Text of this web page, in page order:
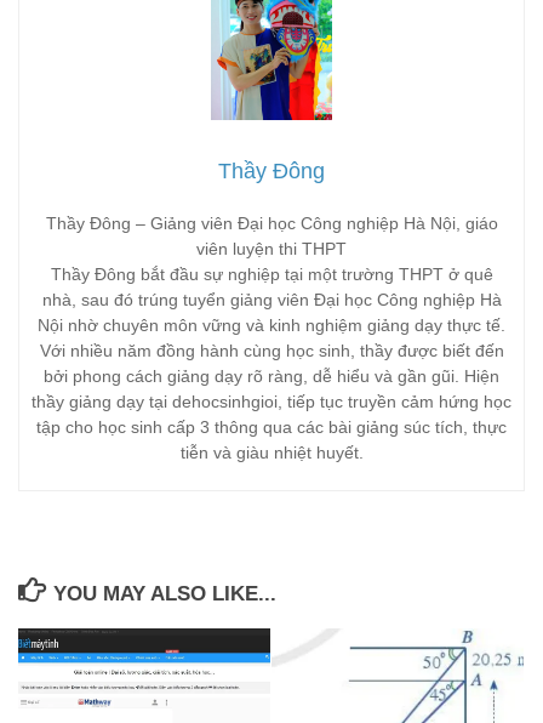
Thầy Đông
Thầy Đông – Giảng viên Đại học Công nghiệp Hà Nội, giáo
viên luyện thi THPT
Thầy Đông bắt đầu sự nghiệp tại một trường THPT ở quê
nhà, sau đó trúng tuyển giảng viên Đại học Công nghiệp Hà
Nội nhờ chuyên môn vững và kinh nghiệm giảng dạy thực tế.
Với nhiều năm đồng hành cùng học sinh, thầy được biết đến
bởi phong cách giảng dạy rõ ràng, dễ hiểu và gần gũi. Hiện
thầy giảng dạy tại dehocsinhgioi, tiếp tục truyền cảm hứng học
tập cho học sinh cấp 3 thông qua các bài giảng súc tích, thực
tiễn và giàu nhiệt huyết.
YOU MAY ALSO LIKE...